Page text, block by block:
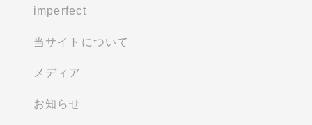
imperfect
当サイトについて
メディア
お知らせ